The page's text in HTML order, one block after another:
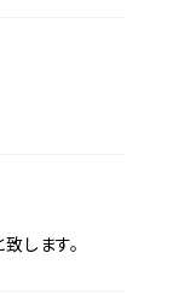
します。